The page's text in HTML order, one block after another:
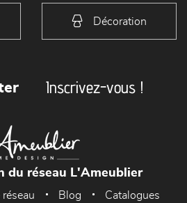
Décoration
Inscrivez-vous !
du réseau L'Ameublier
réseau Blog
Catalogues